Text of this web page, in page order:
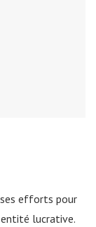
ses efforts pour
lucrative.